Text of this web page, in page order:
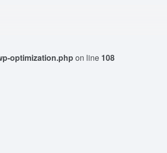
optimization.phpon line 108